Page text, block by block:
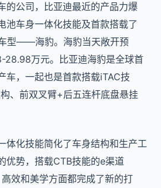
的公司，比亚迪最近的产品力爆
池车身一体化技能及首款搭载了
型——海豹。海豹当天敞开预
28.98万元。比亚迪海豹是全球首
车，一起也是首款搭载iTAC技
、前双叉臂+后五连杆底盘悬挂
体化技能简化了车身结构和生产工
优势，搭载CTB技能的e渠道
效和美学方面都完成了新的打